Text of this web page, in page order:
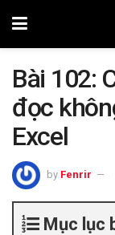
Bài 102:
đọc
Excel
by Fenrir
Mục lục